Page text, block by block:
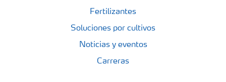
Fertilizantes
Soluciones por cultivos
Noticias y eventos
Carreras